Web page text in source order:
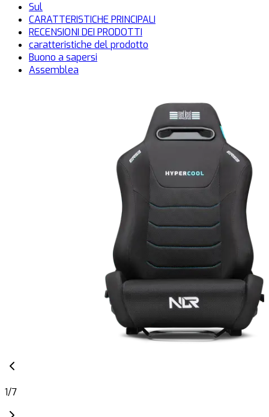
Sul
CARATTERISTICHE PRINCIPALI
RECENSIONI DEI PRODOTTI
caratteristiche del prodotto
Buono a sapersi
Assemblea
1/7